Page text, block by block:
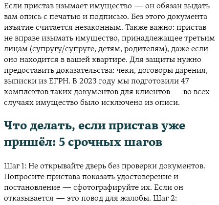
Если пристав изымает имущество — он обязан выдать
вам опись с печатью и подписью. Без этого документа
изъятие считается незаконным. Также важно: пристав
не вправе изымать имущество, принадлежащее третьим
лицам (супругу/супруге, детям, родителям), даже если
оно находится в вашей квартире. Для защиты нужно
предоставить доказательства: чеки, договоры дарения,
выписки из ЕГРН. В 2023 году мы подготовили 47
комплектов таких документов для клиентов — во всех
случаях имущество было исключено из описи.
Что делать, если пристав уже
пришёл: 5 срочных шагов
Шаг 1: Не открывайте дверь без проверки документов.
Попросите пристава показать удостоверение и
постановление — сфотографируйте их. Если он
отказывается — это повод для жалобы. Шаг 2: